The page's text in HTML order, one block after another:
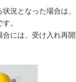
況となった場合は、
。
には、受け入れ再開